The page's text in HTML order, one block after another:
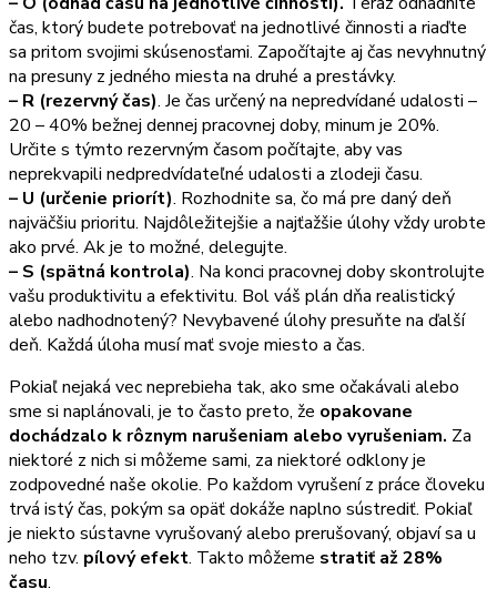
čas, ktorý budete potrebovať na jednotlivé činnosti a riaďte
sa pritom svojimi skúsenosťami. Započítajte aj čas nevyhnutný
na presuny z jedného miesta na druhé a prestávky.
– R (rezervný čas). Je čas určený na nepredvídané udalosti –
20 – 40% bežnej dennej pracovnej doby, minum je 20%.
Určite s týmto rezervným časom počítajte, aby vas
neprekvapili nedpredvídateľné udalosti a zlodeji času.
– U (určenie priorít). Rozhodnite sa, čo má pre daný deň
najväčšiu prioritu. Najdôležitejšie a najťažšie úlohy vždy urobte
ako prvé. Ak je to možné, delegujte.
– S (spätná kontrola). Na konci pracovnej doby skontrolujte
vašu produktivitu a efektivitu. Bol váš plán dňa realistický
alebo nadhodnotený? Nevybavené úlohy presuňte na ďalší
deň. Každá úloha musí mať svoje miesto a čas.
Pokiaľ nejaká vec neprebieha tak, ako sme očakávali alebo
sme si naplánovali, je to často preto, že opakovane
dochádzalo k rôznym narušeniam alebo vyrušeniam. Za
niektoré z nich si môžeme sami, za niektoré odklony je
zodpovedné naše okolie. Po každom vyrušení z práce človeku
trvá istý čas, pokým sa opäť dokáže naplno sústrediť. Pokiaľ
je niekto sústavne vyrušovaný alebo prerušovaný, objaví sa u
neho tzv. pílový efekt. Takto môžeme stratiť až 28%
času.